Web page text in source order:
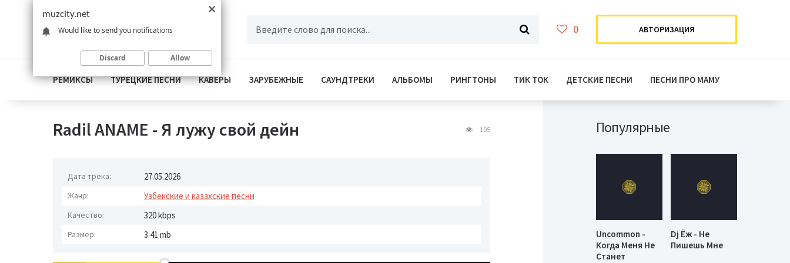
0 АВТОРИЗАЦИЯ
РЕМИКСЫ ТУРЕЦКИЕ ПЕСНИ КАВЕРЫ ЗАРУБЕЖНЫЕ САУНДТРЕКИ АЛЬБОМЫ РИНГТОНЫ ТИК ТОК ДЕТСКИЕ ПЕСНИ ПЕСНИ ПРО МАМУ
Radil ANAME - Я лужу свой дейн 105
Дата трека: 27.05.2026
Жанр: Узбекские и казахские песни
Качество: 320 kbps
Размер: 3.41 mb
Популярные
Uncommon -
Когда Меня Не
Станет
Dj Ёж - Не
Пишешь Мне
muzcity.net
Would like to send you notifications
Discard Allow